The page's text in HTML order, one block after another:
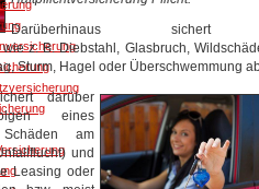
Darüberhinaus
z. B. Diebstahl, Glasbruch,
Sturm, Hagel oder Überschwemmung
darüber
eines
Schäden am
und
Leasing oder